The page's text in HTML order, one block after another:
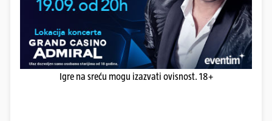
Igre na sreću mogu izazvati ovisnost. 18+